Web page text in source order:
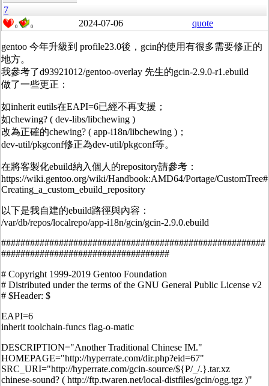
7
0 0 2024-07-06 quote
gentoo 今年升級到 profile23.0後，gcin的使用有很多需要修正的
地方。
我參考了d93921012/gentoo-overlay 先生的gcin-2.9.0-r1.ebuild
做了一些更正：
如inherit eutils在EAPI=6已經不再支援；
如chewing? ( dev-libs/libchewing )
改為正確的chewing? ( app-i18n/libchewing )；
dev-util/pkgconf修正為dev-util/pkgconf等。
在將客製化ebuild納入個人的repository請參考：
https://wiki.gentoo.org/wiki/Handbook:AMD64/Portage/CustomTree#
Creating_a_custom_ebuild_repository
以下是我自建的ebuild路徑與內容：
/var/db/repos/localrepo/app-i18n/gcin/gcin-2.9.0.ebuild
#######################################################
###################################
# Copyright 1999-2019 Gentoo Foundation
# Distributed under the terms of the GNU General Public License v2
# $Header: $
EAPI=6
inherit toolchain-funcs flag-o-matic
DESCRIPTION="Another Traditional Chinese IM."
HOMEPAGE="http://hyperrate.com/dir.php?eid=67"
SRC_URI="http://hyperrate.com/gcin-source/${P/_/.}.tar.xz
chinese-sound? ( http://ftp.twaren.net/local-distfiles/gcin/ogg.tgz )"